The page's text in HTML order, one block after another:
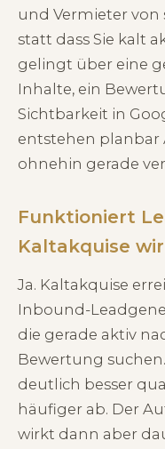
und Vermieter
statt dass Sie kalt
gelingt über eine
Inhalte, ein
Sichtbarkeit in
entstehen planbar
ohnehin gerade
Funktioniert
Kaltakquise
Ja. Kaltakquise
Inbound-
die gerade aktiv
Bewertung
deutlich besser
häufiger ab. Der
wirkt dann aber